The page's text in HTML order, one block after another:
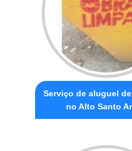
Serviço de aluguel
no Alto Santo